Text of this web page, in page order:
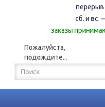
перерыв
сб. и вс.
заказы
Пожалуйста,
подождите...
Форма
поиска
Поиск